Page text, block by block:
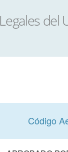
Código